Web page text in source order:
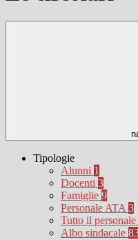
Tipologie
Alunni 1
Docenti 3
Famiglie 9
Personale ATA 3
Tutto il personale
Albo sindacale